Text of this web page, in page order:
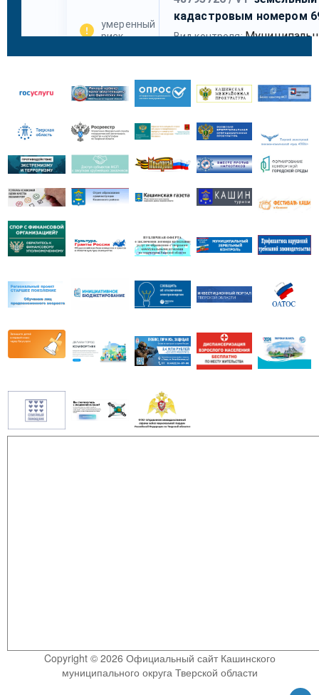
Copyright © 2026 Официальный сайт Кашинского
муниципального округа Тверской области